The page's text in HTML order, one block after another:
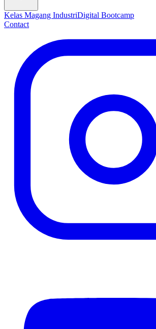
Kelas Magang IndustriDigital Bootcamp
Contact